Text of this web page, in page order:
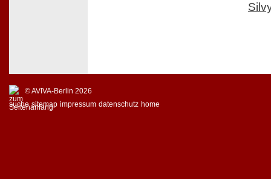
© AVIVA-Berlin 2026
suche sitemap impressum datenschutz home